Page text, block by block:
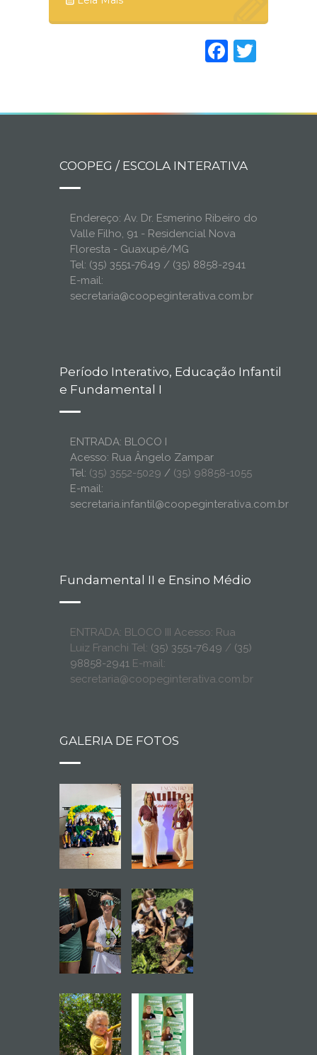
COOPEG / ESCOLA INTERATIVA
Endereço: Av. Dr. Esmerino Ribeiro do
Valle Filho, 91 - Residencial Nova
Floresta - Guaxupé/MG
Tel: (35) 3551-7649 / (35) 8858-2941
E-mail:
secretaria@coopeginterativa.com.br
Período Interativo, Educação Infantil
e Fundamental I
ENTRADA: BLOCO I
Acesso: Rua Ângelo Zampar
Tel: (35) 3552-5029 / (35) 98858-1055
E-mail:
secretaria.infantil@coopeginterativa.com.br
Fundamental II e Ensino Médio
ENTRADA: BLOCO III Acesso: Rua
Luiz Franchi Tel: (35) 3551-7649 / (35)
98858-2941 E-mail:
secretaria@coopeginterativa.com.br
GALERIA DE FOTOS